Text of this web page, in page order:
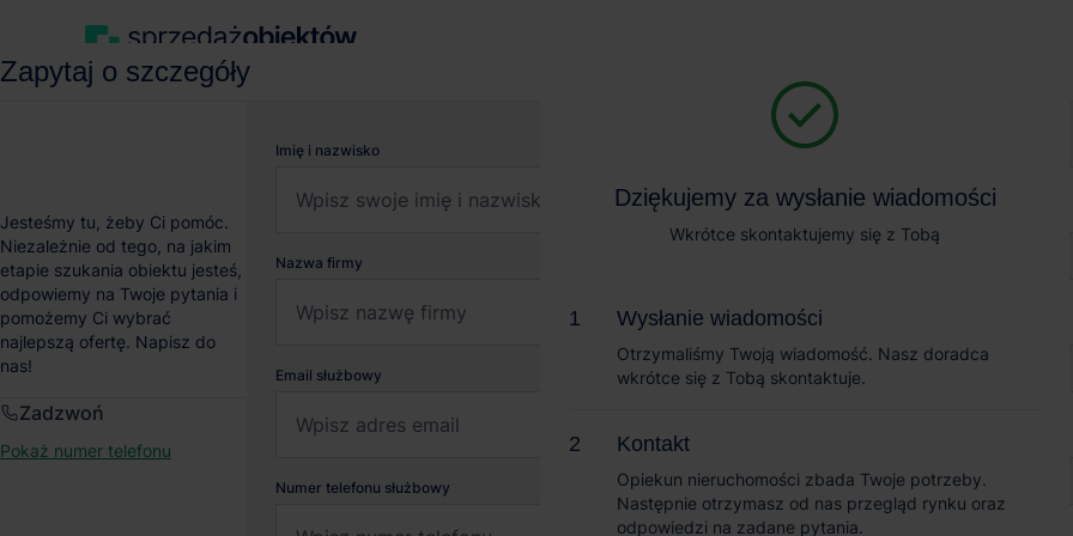
Budynek produkcyjno-biurowy w Sadach
Rolna 3, Tarnowo Podgórne, Wielkopolskie
Dziękujemy za wysłanie wiadomości
Wkrótce skontaktujemy się z Tobą
Wysłanie wiadomości
Otrzymaliśmy Twoją wiadomość. Nasz doradca
wkrótce się z Tobą skontaktuje.
Kontakt
Opiekun nieruchomości zbada Twoje potrzeby.
Następnie otrzymasz od nas przegląd rynku oraz
odpowiedzi na zadane pytania.
Zapytaj o szczegóły
Jesteśmy tu, żeby Ci pomóc.
Niezależnie od tego, na jakim
etapie szukania obiektu jesteś,
odpowiemy na Twoje pytania i
pomożemy Ci wybrać
najlepszą ofertę. Napisz do
nas!
Zadzwoń
Pokaż numer telefonu
Imię i nazwisko
Nazwa firmy
Email służbowy
Numer telefonu służbowy
Dziękujemy za wysłanie wiadomości
Wkrótce skontaktujemy się z Tobą
Wysłanie wiadomości
Otrzymaliśmy Twoją wiadomość. Nasz doradca
wkrótce się z Tobą skontaktuje.
Kontakt
Opiekun nieruchomości zbada Twoje potrzeby.
Następnie otrzymasz od nas przegląd rynku oraz
odpowiedzi na zadane pytania.